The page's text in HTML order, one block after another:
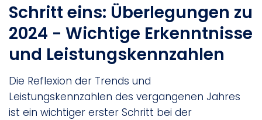
Schritt eins: Überlegungen zu
2024 - Wichtige Erkenntnisse
und Leistungskennzahlen
Die Reflexion der Trends und
Leistungskennzahlen des vergangenen Jahres
ist ein wichtiger erster Schritt bei der